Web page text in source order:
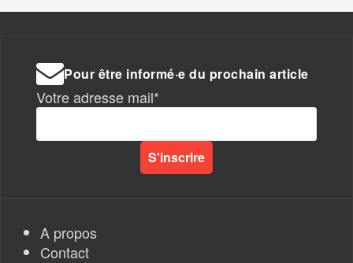
Pour être informé·e du prochain article
Votre adresse mail*
A propos
Contact